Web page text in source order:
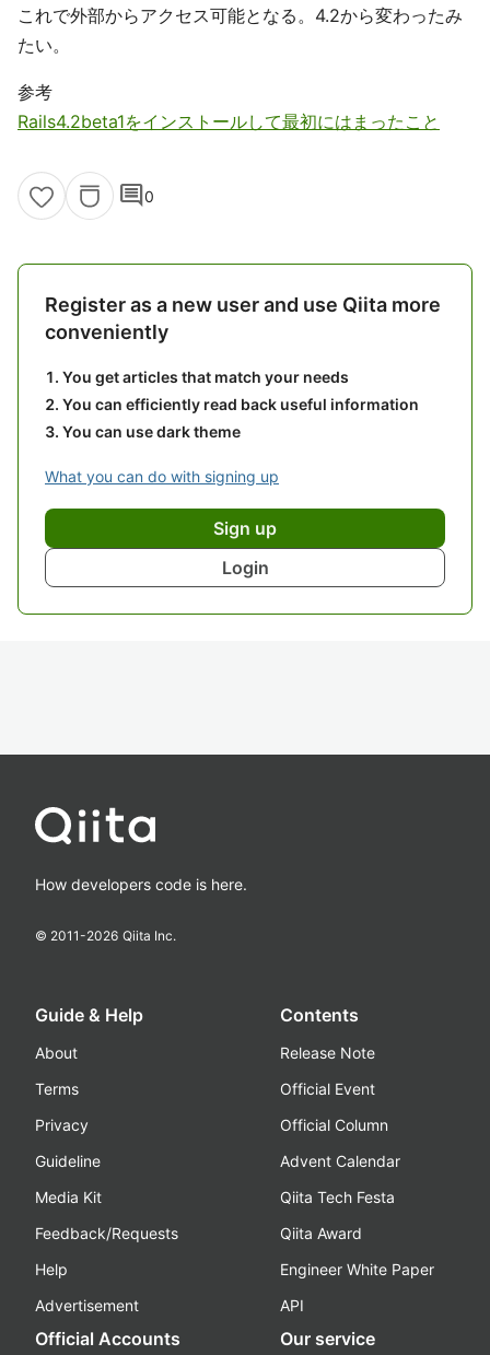
これで外部からアクセス可能となる。4.2から変わったみ
たい。
参考
Rails4.2beta1をインストールして最初にはまったこと
comment0
Register as a new user and use Qiita more
conveniently
You get articles that match your needs
You can efficiently read back useful information
You can use dark theme
What you can do with signing up
Sign up
Login
How developers code is here.
© 2011-2026 Qiita Inc.
Guide & Help
About
Terms
Privacy
Guideline
Media Kit
Feedback/Requests
Help
Advertisement
Contents
Release Note
Official Event
Official Column
Advent Calendar
Qiita Tech Festa
Qiita Award
Engineer White Paper
API
Official Accounts Our service